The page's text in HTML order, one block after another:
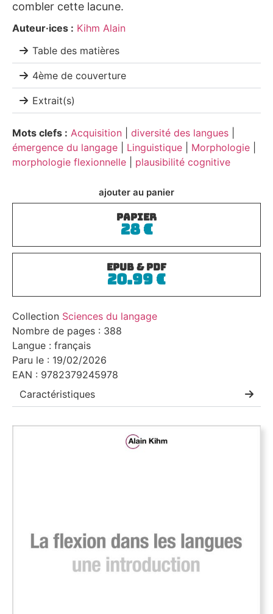
ajouter au panier
PAPIER
28€
ePub & PDF
20.99€
Collection Sciences du langage
Nombre de pages : 388
Langue : français
Paru le : 19/02/2026
EAN : 9782379245978
Caractéristiques
combler cette lacune.
Auteur·ices : Kihm Alain
Table des matières
4ème de couverture
Extrait(s)
Mots clefs : Acquisition diversité des langues
émergence du langage
Linguistique Morphologie
morphologie flexionnelle
plausibilité cognitive